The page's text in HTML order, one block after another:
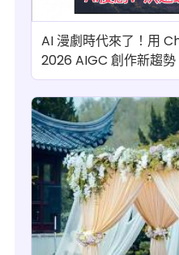
AI 漫劇時代來了！用
2026 AIGC 創作新趨勢